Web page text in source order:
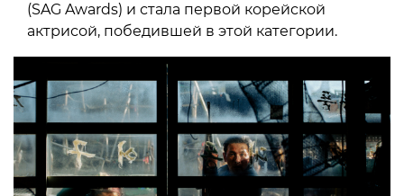
(SAG Awards) и стала первой корейской
актрисой, победившей в этой категории.